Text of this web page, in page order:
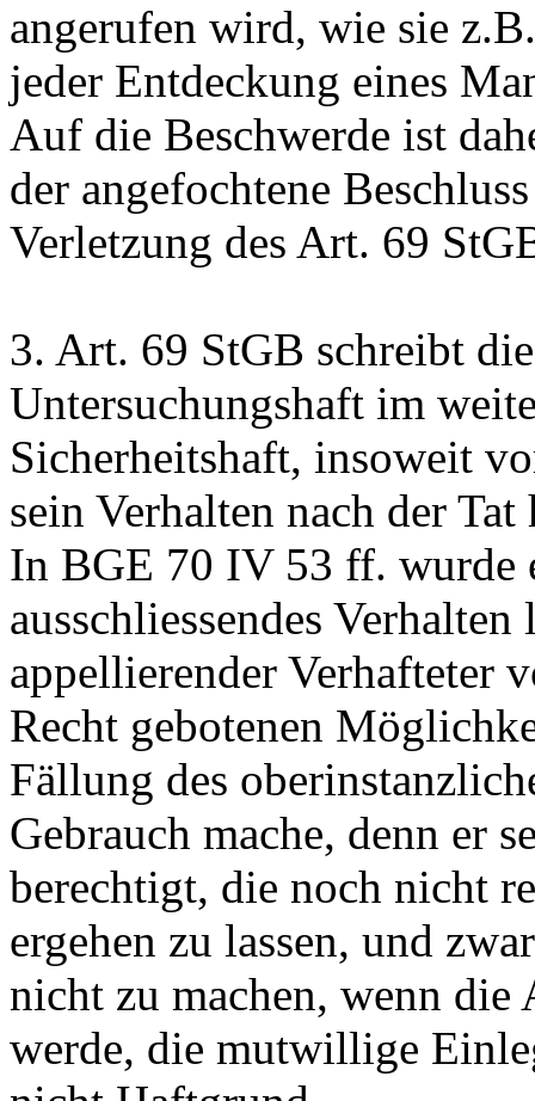
angerufen wird, wie sie
jeder Entdeckung eines
Auf die Beschwerde ist
der angefochtene
Verletzung des Art. 69
3. Art. 69 StGB schreibt
Untersuchungshaft im
Sicherheitshaft, insoweit
sein Verhalten nach der
In BGE 70 IV 53 ff. wurde
ausschliessendes
appellierender Verhafteter
Recht gebotenen
Fällung des
Gebrauch mache, denn er
berechtigt, die noch nicht
ergehen zu lassen, und
nicht zu machen, wenn
werde, die mutwillige